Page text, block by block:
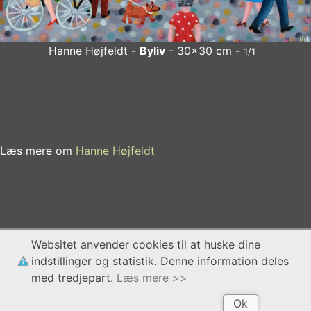
Hanne Højfeldt - Byliv - 30x30 cm - 1/1
Læs mere om Hanne Højfeldt
Ok
Websitet anvender cookies til at huske dine
indstillinger og statistik. Denne information deles
med tredjepart. Læs mere >>